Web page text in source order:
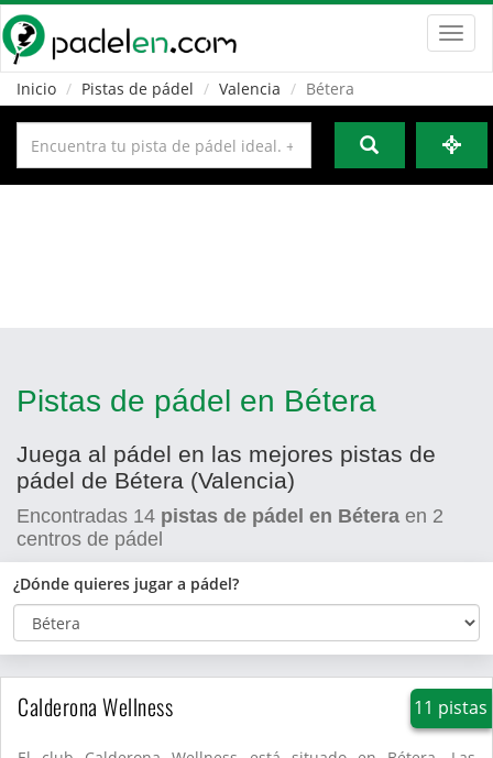
Inicio
Pistas de pádel Valencia Bétera
Pistas de pádel en Bétera
Juega al pádel en las mejores pistas de
pádel de Bétera (Valencia)
Encontradas 14 pistas de pádel en Bétera en 2
centros de pádel
¿Dónde quieres jugar a pádel?
Calderona Wellness 11 pistas